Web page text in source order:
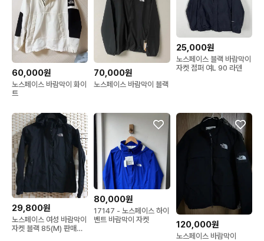
60,000원
노스페이스 바람막이 화이
트
70,000원
노스페이스 바람막이 블랙
25,000원
노스페이스 블랙 바람막이
자켓 점퍼 여L 90 라덴
29,800원
노스페이스 여성 바람막이
자켓 블랙 85(M) 판매해
80,000원
17147 - 노스페이스 하이
벤트 바람막이 자켓
120,000원
노스페이스 바람막이